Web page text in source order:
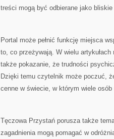
treści mogą być odbierane jako bliskie
Portal może pełnić funkcję miejsca
to, co przeżywają. W wielu
także pokazanie, że trudności
Dzięki temu czytelnik może poczuć,
cenne w świecie, w którym wiele
Tęczowa Przystań porusza także
zagadnienia mogą pomagać w